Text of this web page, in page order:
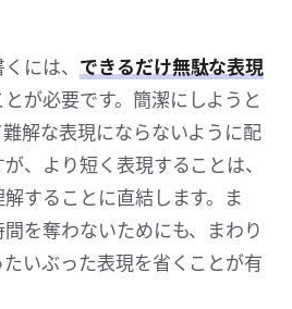
には、 できるだけ無駄な表現
とが必要です。簡潔にしようと
解な表現にならないように配
、より短く表現することは、
することに直結します。ま
を奪わないためにも、まわり
いぶった表現を省くことが有